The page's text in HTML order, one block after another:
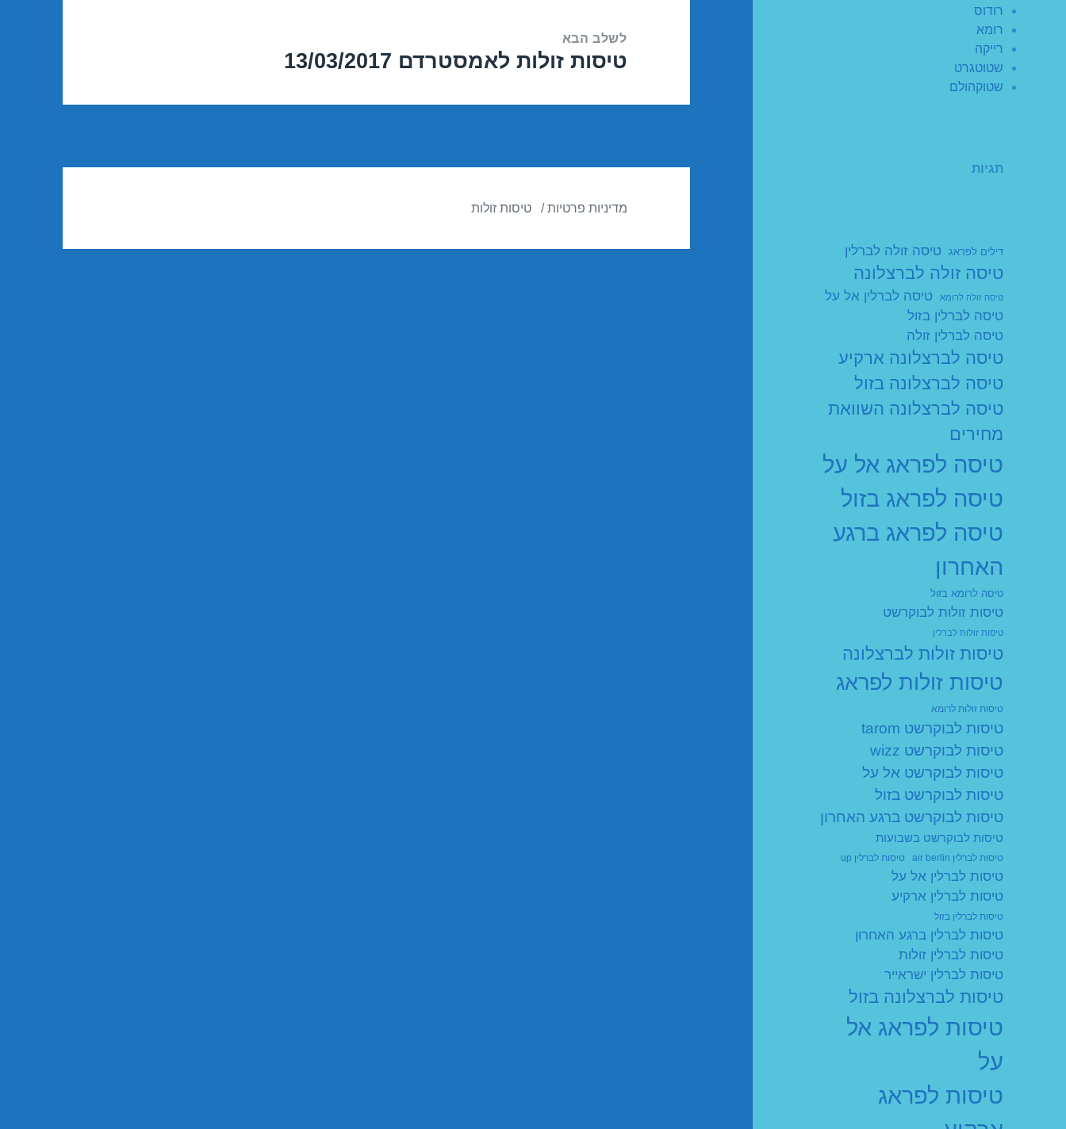
רודוס
רומא
רייקה
שטוטגרט
שטוקהולם
תגיות
דילים לפראג טיסה זולה לברלין
טיסה זולה לברצלונה
טיסה זולה לרומא
טיסה לברלין אל על
טיסה לברלין בזול
טיסה לברלין זולה
טיסה לברצלונה ארקיע
טיסה לברצלונה בזול
טיסה לברצלונה השוואת
מחירים
טיסה לפראג אל על
טיסה לפראג בזול
טיסה לפראג ברגע
האחרון
טיסה לרומא בזול
טיסות זולות לבוקרשט
טיסות זולות לברלין
טיסות זולות לברצלונה
טיסות זולות לפראג
טיסות זולות לרומא
טיסות לבוקרשט tarom
טיסות לבוקרשט wizz
טיסות לבוקרשט אל על
טיסות לבוקרשט בזול
טיסות לבוקרשט ברגע האחרון
טיסות לבוקרשט בשבועות
טיסות לברלין air berlin טיסות לברלין up
טיסות לברלין אל על
טיסות לברלין ארקיע
טיסות לברלין בזול
טיסות לברלין ברגע האחרון
טיסות לברלין זולות
טיסות לברלין ישראייר
טיסות לברצלונה בזול
טיסות לפראג אל
על
טיסות לפראג
לשלב הבא
הפוסט
טיסות זולות לאמסטרדם 13/03/2017
מדיניות פרטיות טיסות זולות